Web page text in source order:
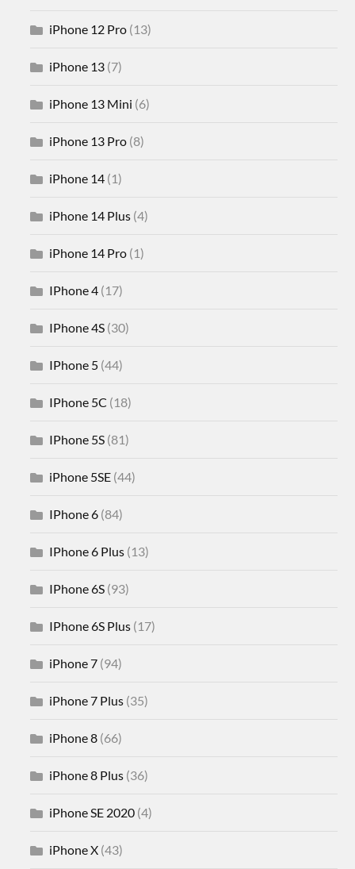
iPhone 12 Pro (13)
iPhone 13 (7)
iPhone 13 Mini (6)
iPhone 13 Pro (8)
iPhone 14 (1)
iPhone 14 Plus (4)
iPhone 14 Pro (1)
IPhone 4 (17)
IPhone 4S (30)
IPhone 5 (44)
IPhone 5C (18)
IPhone 5S (81)
iPhone 5SE (44)
IPhone 6 (84)
IPhone 6 Plus (13)
IPhone 6S (93)
IPhone 6S Plus (17)
iPhone 7 (94)
iPhone 7 Plus (35)
iPhone 8 (66)
iPhone 8 Plus (36)
iPhone SE 2020 (4)
iPhone X (43)